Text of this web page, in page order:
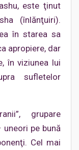
este ţinut
(înlănţuiri).
în starea sa
apropiere, dar
în viziunea lui
sufletelor
grupare
uneori pe bună
Cel mai